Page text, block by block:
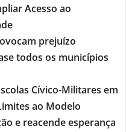
Acesso ao
prejuízo
todos os municípios
Cívico-Militares em
ao Modelo
e reacende esperança